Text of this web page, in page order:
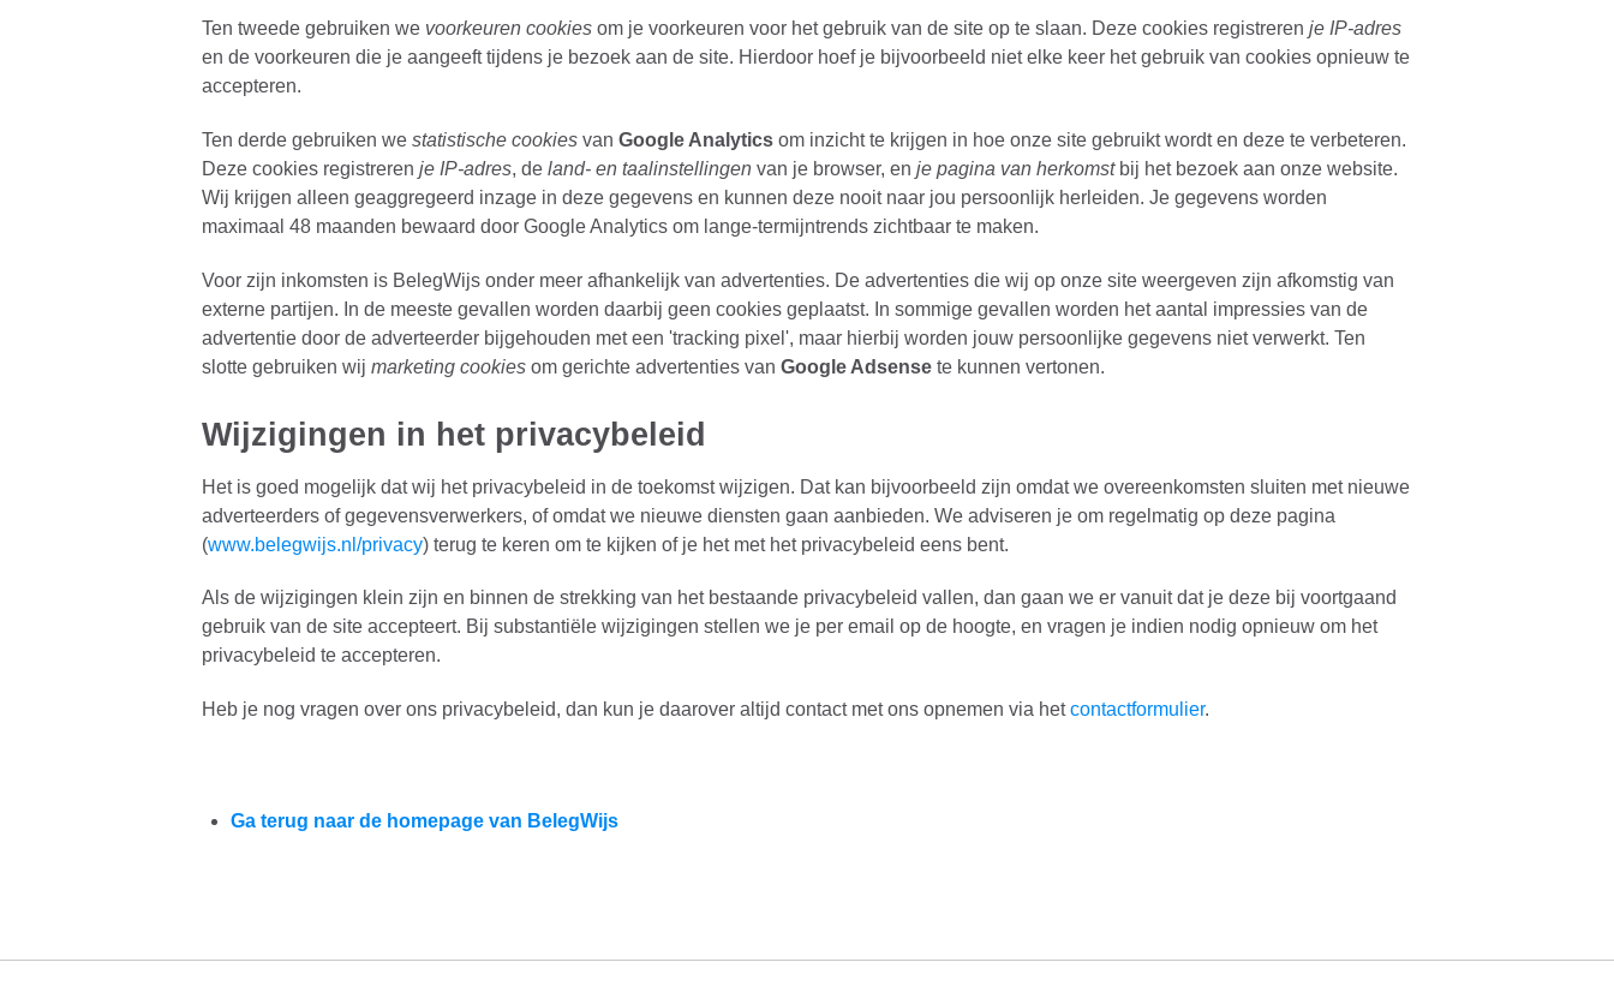
Ten tweede gebruiken we voorkeuren cookies om je voorkeuren voor het gebruik van de site op te slaan. Deze cookies registrerenje IP-adres
en de voorkeuren die je aangeeft tijdens je bezoek aan de site. Hierdoor hoef je bijvoorbeeld niet elke keer het gebruik van cookies opnieuw te
accepteren.
Ten derde gebruiken westatistische cookies vanGoogle Analytics om inzicht te krijgen in hoe onze site gebruikt wordt en deze te verbeteren.
Deze cookies registrerenje IP-adres, deland- en taalinstellingen van je browser, enje pagina van herkomstbij het bezoek aan onze website.
Wij krijgen alleen geaggregeerd inzage in deze gegevens en kunnen deze nooit naar jou persoonlijk herleiden. Je gegevens worden
maximaal 48 maanden bewaard door Google Analytics om lange-termijntrends zichtbaar te maken.
Voor zijn inkomsten is BelegWijs onder meer afhankelijk van advertenties. De advertenties die wij op onze site weergeven zijn afkomstig van
externe partijen. In de meeste gevallen worden daarbij geen cookies geplaatst. In sommige gevallen worden het aantal impressies van de
advertentie door de adverteerder bijgehouden met een 'tracking pixel', maar hierbij worden jouw persoonlijke gegevens niet verwerkt. Ten
slotte gebruiken wijmarketing cookies om gerichte advertenties vanGoogle Adsense te kunnen vertonen.
Wijzigingen in het privacybeleid
Het is goed mogelijk dat wij het privacybeleid in de toekomst wijzigen. Dat kan bijvoorbeeld zijn omdat we overeenkomsten sluiten met nieuwe
adverteerders of gegevensverwerkers, of omdat we nieuwe diensten gaan aanbieden. We adviseren je om regelmatig op deze pagina
(www.belegwijs.nl/privacy) terug te keren om te kijken of je het met het privacybeleid eens bent.
Als de wijzigingen klein zijn en binnen de strekking van het bestaande privacybeleid vallen, dan gaan we er vanuit dat je deze bij voortgaand
gebruik van de site accepteert. Bij substantiële wijzigingen stellen we je per email op de hoogte, en vragen je indien nodig opnieuw om het
privacybeleid te accepteren.
Heb je nog vragen over ons privacybeleid, dan kun je daarover altijd contact met ons opnemen via hetcontactformulier.
Ga terug naar de homepage van BelegWijs